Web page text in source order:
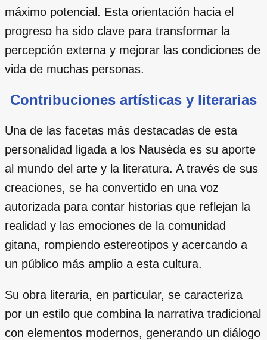
máximo potencial. Esta orientación hacia el
progreso ha sido clave para transformar la
percepción externa y mejorar las condiciones de
vida de muchas personas.
Contribuciones artísticas y literarias
Una de las facetas más destacadas de esta
personalidad ligada a los Nausėda es su aporte
al mundo del arte y la literatura. A través de sus
creaciones, se ha convertido en una voz
autorizada para contar historias que reflejan la
realidad y las emociones de la comunidad
gitana, rompiendo estereotipos y acercando a
un público más amplio a esta cultura.
Su obra literaria, en particular, se caracteriza
por un estilo que combina la narrativa tradicional
con elementos modernos, generando un diálogo